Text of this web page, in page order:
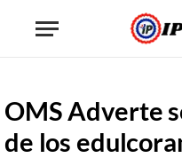
OMS Adverte
de los